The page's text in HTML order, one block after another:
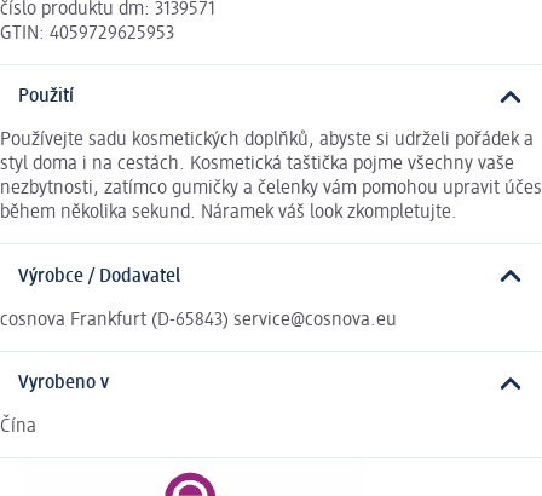
číslo produktu dm: 3139571
GTIN: 4059729625953
Použití
Používejte sadu kosmetických doplňků, abyste si udrželi pořádek a
styl doma i na cestách. Kosmetická taštička pojme všechny vaše
nezbytnosti, zatímco gumičky a čelenky vám pomohou upravit účes
během několika sekund. Náramek váš look zkompletujte.
Výrobce / Dodavatel
cosnova Frankfurt (D-65843) service@cosnova.eu
Vyrobeno v
Čína